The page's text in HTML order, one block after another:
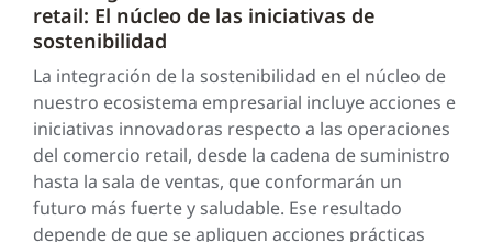
retail: El núcleo de las iniciativas de
sostenibilidad
La integración de la sostenibilidad en el núcleo de
nuestro ecosistema empresarial incluye acciones e
iniciativas innovadoras respecto a las operaciones
del comercio retail, desde la cadena de suministro
hasta la sala de ventas, que conformarán un
futuro más fuerte y saludable. Ese resultado
depende de que se apliquen acciones prácticas